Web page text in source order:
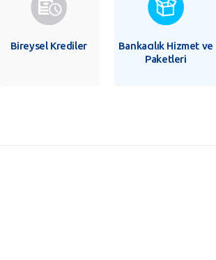
Bireysel Krediler
Bankacılık Hizmet ve
Paketleri